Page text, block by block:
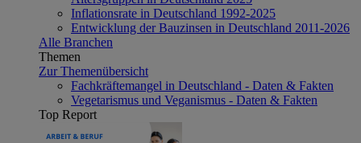
Inflationsrate in Deutschland 1992-2025
Entwicklung der Bauzinsen in Deutschland 2011-2026
Alle Branchen
Themen
Zur Themenübersicht
Fachkräftemangel in Deutschland - Daten & Fakten
Vegetarismus und Veganismus - Daten & Fakten
Top Report